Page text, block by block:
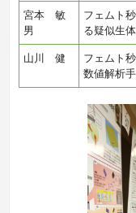
宮本 敏
男
フェムト
る疑似生
山川 健
フェムト
数値解析